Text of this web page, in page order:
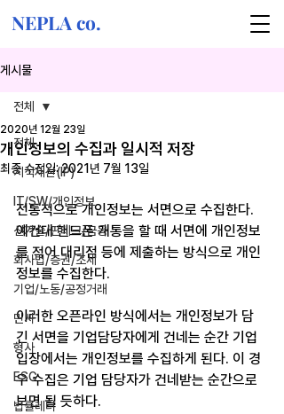
NEPLA co.
게시물
전체
지식재산(IP)
IT/SW/개인정보
신기술/핀테크/금융
회사법/증권/조세
기업/노동/공정거래
민사
형사
ESG
법률레터
전체
개인정보의 수집과 일시적 저장
2020년 12월 23일
최종 수정일:2021년 7월 13일
전통적으로 개인정보는 서면으로 수집한다.
예컨대 핸드폰 개통을 할 때 서면에 개인정보
를 적어 대리점 등에 제출하는 방식으로 개인
정보를 수집한다.
이러한 오픈라인 방식에서는 개인정보가 담
긴 서면을 기업담당자에게 건네는 순간 기업
입장에서는 개인정보를 수집하게 된다. 이 경
우 수집은 기업 담당자가 건네받는 순간으로
보면 될 듯하다.